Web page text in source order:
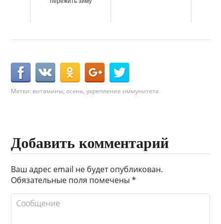
Метки: витамины,осень,укрепление иммунитета
Добавить комментарий
Ваш адрес email не будет опубликован.
Обязательные поля помечены*